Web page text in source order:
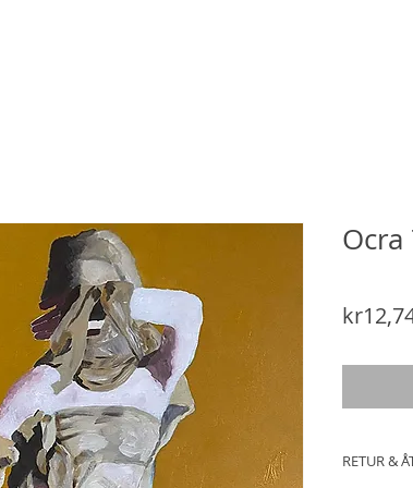
RETUR &